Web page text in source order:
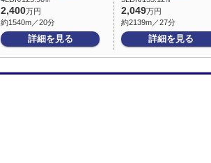
2,400万円
約1540m／20分
詳細を見る
2,049万円
約2139m／27分
詳細を見る